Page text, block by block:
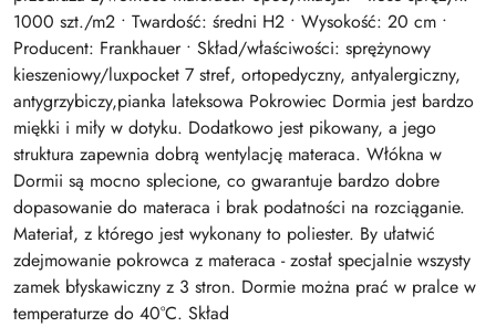
1000 szt./m2 • Twardość: średni H2 • Wysokość: 20 cm •
Producent: Frankhauer • Skład/właściwości: sprężynowy
kieszeniowy/luxpocket 7 stref, ortopedyczny, antyalergiczny,
antygrzybiczy,pianka lateksowa Pokrowiec Dormia jest bardzo
miękki i miły w dotyku. Dodatkowo jest pikowany, a jego
struktura zapewnia dobrą wentylację materaca. Włókna w
Dormii są mocno splecione, co gwarantuje bardzo dobre
dopasowanie do materaca i brak podatności na rozciąganie.
Materiał, z którego jest wykonany to poliester. By ułatwić
zdejmowanie pokrowca z materaca - został specjalnie wszysty
zamek błyskawiczny z 3 stron. Dormie można prać w pralce w
temperaturze do 40°C. Skład